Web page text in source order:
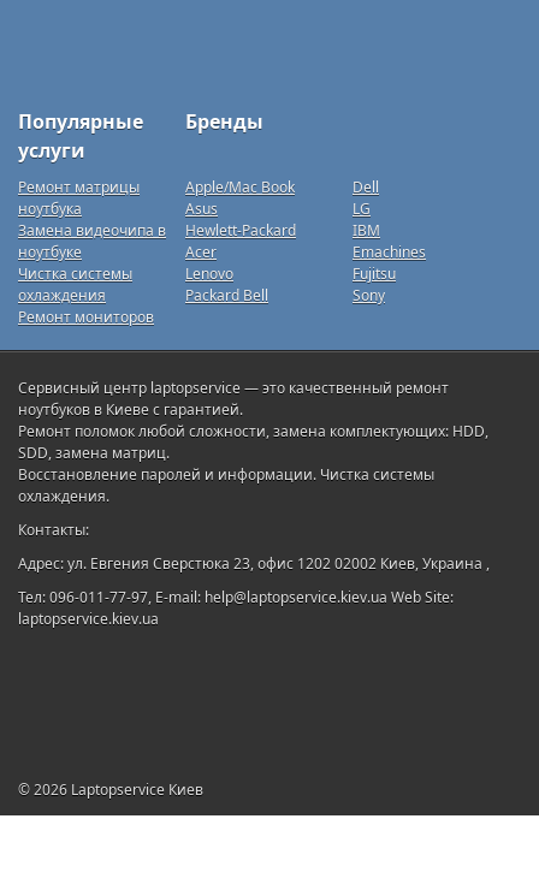
Популярные
услуги
Бренды
Ремонт матрицы
ноутбука
Замена видеочипа в
ноутбуке
Чистка системы
охлаждения
Ремонт мониторов
Apple/Mac Book
Asus
Hewlett-Packard
Acer
Lenovo
Packard Bell
Dell
LG
IBM
Emachines
Fujitsu
Sony
Сервисный центр laptopservice — это качественный ремонт
ноутбуков в Киеве с гарантией.
Ремонт поломок любой сложности, замена комплектующих: HDD,
SDD, замена матриц.
Восстановление паролей и информации. Чистка системы
охлаждения.
Контакты:
Адрес: ул. Евгения Сверстюка 23, офис 1202 02002 Киев, Украина ,
Тел: 096-011-77-97, E-mail: help@laptopservice.kiev.ua Web Site:
laptopservice.kiev.ua
© 2026 Laptopservice Киев